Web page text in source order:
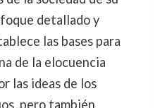
detallado y
las bases para
de la elocuencia
las ideas de los
pero también